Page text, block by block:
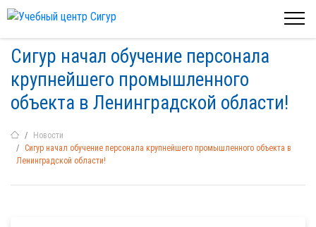
Сигур начал обучение персонала
крупнейшего промышленного
объекта в Ленинградской области!
Новости
Сигур начал обучение персонала крупнейшего промышленного объекта в
Ленинградской области!